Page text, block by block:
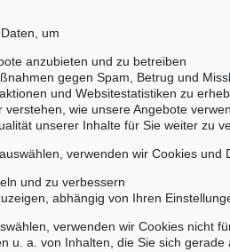
verpassen!
rechtzeitig.
Jetzt
um
anzubieten und zu betreiben
gegen Spam, Betrug und
und Websitestatistiken zu
verstehen, wie unsere Angebote
unserer Inhalte für Sie weiter zu
verwenden wir Cookies und
und zu verbessern
abhängig von Ihren
verwenden wir Cookies nicht
u. a. von Inhalten, die Sie sich